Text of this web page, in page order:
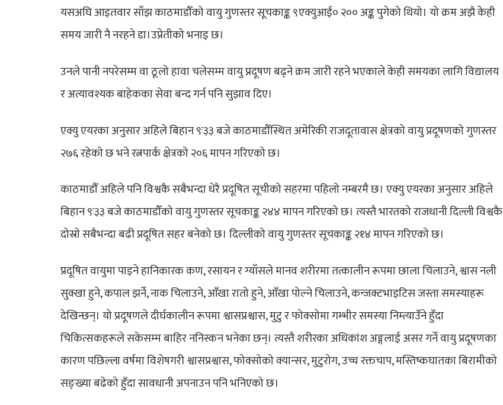
यसअघि आइतवार साँझ काठमाडौँको वायु गुणस्तर सूचकाङ्क ९एक्युआई० २०० अङ्क पुगेको थियो। यो क्रम अझै केही
समय जारी नै नरहने डा।उप्रेतीको भनाइ छ।
उनले पानी नपरेसम्म वा ठूलो हावा चलेसम्म वायु प्रदूषण बढ्ने क्रम जारी रहने भएकाले केही समयका लागि विद्यालय
र अत्यावश्यक बाहेकका सेवा बन्द गर्न पनि सुझाव दिए।
एक्यु एयरका अनुसार अहिले बिहान ९ः३३ बजे काठमाडौँस्थित अमेरिकी राजदूतावास क्षेत्रको वायु प्रदूषणको गुणस्तर
२७६ रहेको छ भने रत्नपार्क क्षेत्रको २०६ मापन गरिएको छ।
काठमाडौँ अहिले पनि विश्वकै सबैभन्दा धेरै प्रदूषित सूचीको सहरमा पहिलो नम्बरमै छ। एक्यु एयरका अनुसार अहिले
बिहान ९ः३३ बजे काठमाडौँको वायु गुणस्तर सूचकाङ्क २४४ मापन गरिएको छ। त्यस्तै भारतको राजधानी दिल्ली विश्वकै
दोस्रो सबैभन्दा बढी प्रदूषित सहर बनेको छ। दिल्लीको वायु गुणस्तर सूचकाङ्क २१४ मापन गरिएको छ।
प्रदूषित वायुमा पाइने हानिकारक कण, रसायन र ग्याँसले मानव शरीरमा तत्कालीन रूपमा छाला चिलाउने, श्वास नली
सुक्खा हुने, कपाल झर्ने, नाक चिलाउने, आँखा रातो हुने, आँखा पोल्ने चिलाउने, कन्जक्टभाइटिस जस्ता समस्याहरू
देखिन्छन्। यो प्रदूषणले दीर्घकालीन रूपमा श्वासप्रश्वास, मुटु र फोक्सोमा गम्भीर समस्या निम्त्याउँने हुँदा
चिकित्सकहरूले सकेसम्म बाहिर ननिस्कन भनेका छन्। त्यस्तै शरीरका अधिकांश अङ्गलाई असर गर्ने वायु प्रदूषणका
कारण पछिल्ला वर्षमा विशेषगरी श्वासप्रश्वास, फोक्सोको क्यान्सर, मुटुरोग, उच्च रक्तचाप, मस्तिष्कघातका बिरामीको
सङ्ख्या बढेको हुँदा सावधानी अपनाउन पनि भनिएको छ।